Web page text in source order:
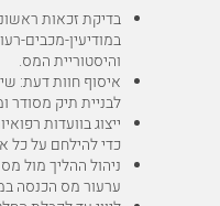
בדיקת זכאות
במודיעין-מכבים-
והיסטוריית המס.
איסוף חוות דעת:
לבניית תיק מסודר
ייצוג בוועדות
כדי להילחם על כל
ניהול ההליך מול
ערעור מס הכנסה